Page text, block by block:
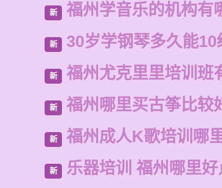
新 福州学音乐的机构有
新 30岁学钢琴多久能10
新 福州尤克里里培训班
新 福州哪里买古筝比较
新 福州成人K歌培训哪
新 乐器培训 福州哪里